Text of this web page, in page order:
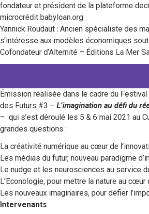
fondateur et président de la plateforme
microcrédit babyloan.org
Yannick Roudaut : Ancien spécialiste des
s’intéresse aux modèles économiques
Cofondateur d’Alternité – Éditions La Mer
Émission réalisée dans le cadre du
des Futurs #3 – L’imagination au défi du
– qui s’est déroulé les 5 & 6 mai 2021 au
grandes questions :
La créativité numérique au cœur de
Les médias du futur, nouveau paradigme
Le nudge et les neurosciences au service
L’Econologie, pour mettre la nature au cœur
Les nouveaux imaginaires, pour défier
Intervenants